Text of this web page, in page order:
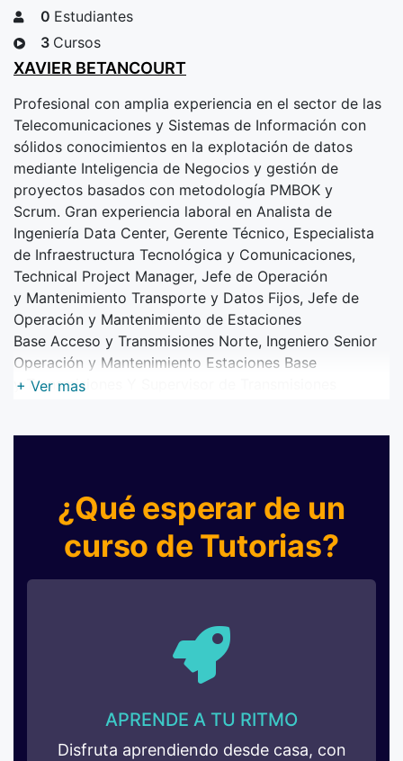
0 Estudiantes
3 Cursos
+ Ver mas
XAVIER BETANCOURT
Profesional con amplia experiencia en el sector de las
Telecomunicaciones y Sistemas de Información con
sólidos conocimientos en la explotación de datos
mediante Inteligencia de Negocios y gestión de
proyectos basados con metodología PMBOK y
Scrum. Gran experiencia laboral en Analista de
Ingeniería Data Center, Gerente Técnico, Especialista
de Infraestructura Tecnológica y Comunicaciones,
Technical Project Manager, Jefe de Operación
y Mantenimiento Transporte y Datos Fijos, Jefe de
Operación y Mantenimiento de Estaciones
Base Acceso y Transmisiones Norte, Ingeniero Senior
Operación y Mantenimiento Estaciones Base
y Transmisiones Y Supervisor de Transmisiones
¿Qué esperar de un
curso de Tutorias?
APRENDE A TU RITMO
Disfruta aprendiendo desde casa, con